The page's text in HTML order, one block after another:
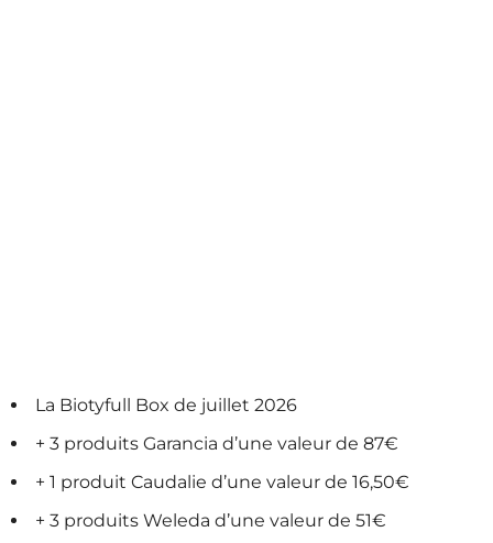
La Biotyfull Box de juillet 2026
+ 3 produits Garancia d’une valeur de 87€
+ 1 produit Caudalie d’une valeur de 16,50€
+ 3 produits Weleda d’une valeur de 51€